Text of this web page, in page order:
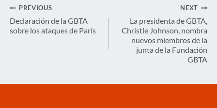
Navegación
de
entradas
PREVIOUS
Declaración de la GBTA
sobre los ataques de París
NEXT
La presidenta de GBTA,
Christle Johnson, nombra
nuevos miembros de la
junta de la Fundación
GBTA